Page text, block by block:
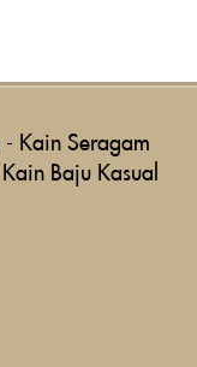
- Kain Seragam
Kain Baju Kasual